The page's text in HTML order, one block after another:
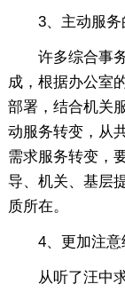
3、主动服务
许多综合事务
成，根据办公室
部署，结合机关
动服务转变，从
需求服务转变，
导、机关、基层
质所在。
4、更加注意
从听了汪中求